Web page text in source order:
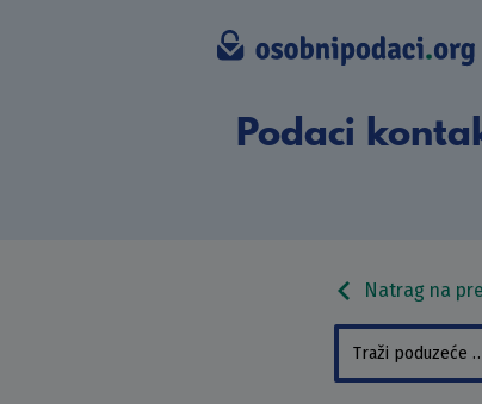
Podaci
Natrag na